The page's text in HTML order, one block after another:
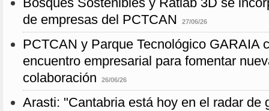
de empresas del PCTCAN
27/06/26
PCTCAN y Parque Tecnológico GARAIA
encuentro empresarial para fomentar
colaboración
26/06/26
Arasti: "Cantabria está hoy en el radar de